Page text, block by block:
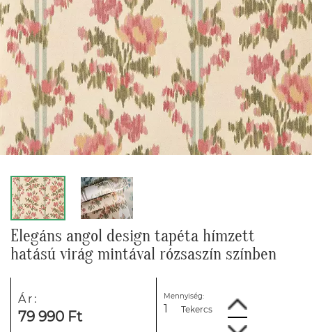
Elegáns angol design tapéta hímzett
hatású virág mintával rózsaszín színben
Ár:
79 990 Ft
Mennyiség:
Tekercs